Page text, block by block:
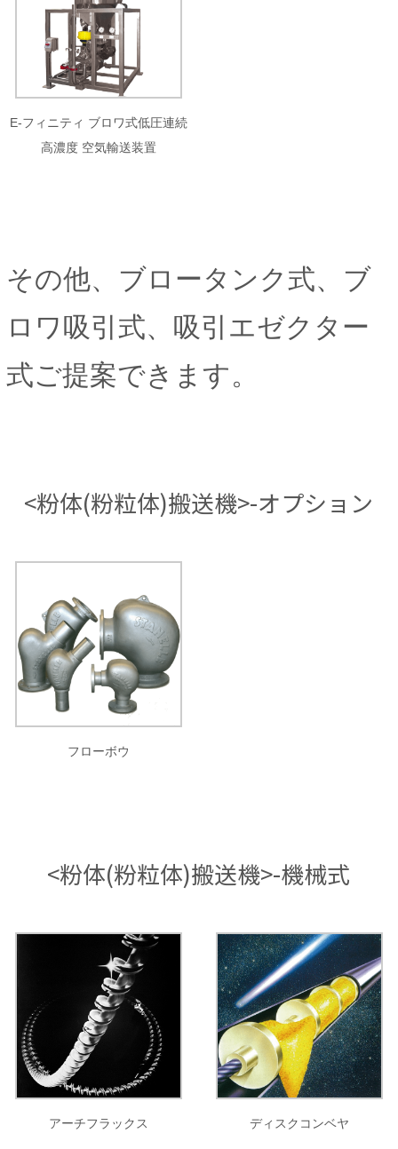
E-フィニティ ブロワ式低圧連続
高濃度 空気輸送装置
その他、ブロータンク式、ブ
ロワ吸引式、吸引エゼクター
式ご提案できます。
<粉体(粉粒体)搬送機>-オプション
フローボウ
<粉体(粉粒体)搬送機>-機械式
アーチフラックス ディスクコンベヤ